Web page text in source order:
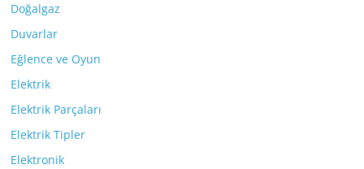
Doğalgaz
Duvarlar
Eğlence ve Oyun
Elektrik
Elektrik Parçaları
Elektrik Tipler
Elektronik